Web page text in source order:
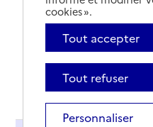
cookies ».
Tout accepter
Tout refuser
Personnaliser